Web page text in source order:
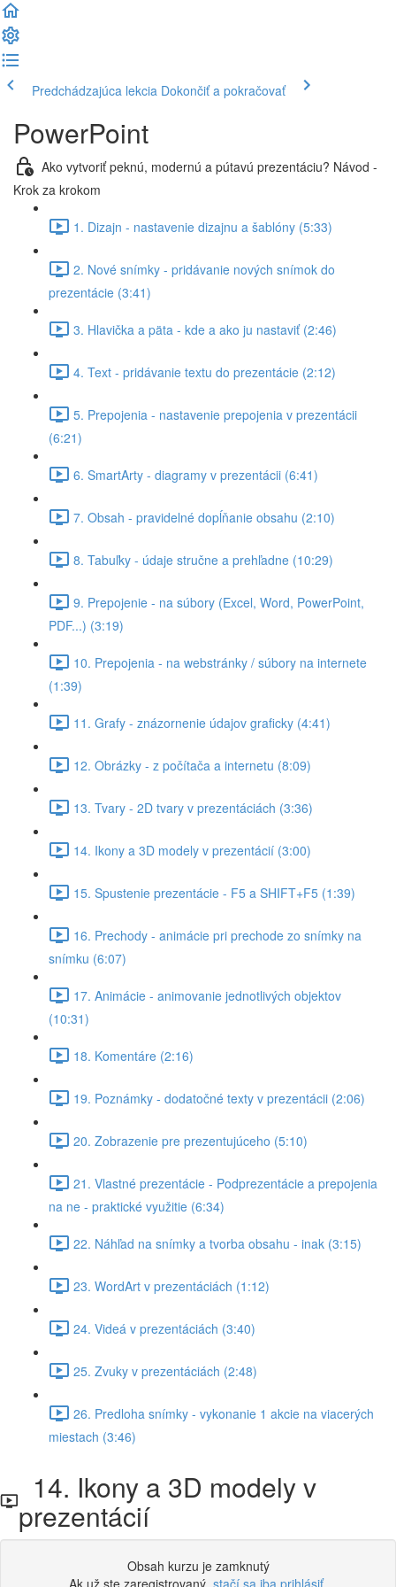
Predchádzajúca lekcia Dokončiť a pokračovať
PowerPoint
Ako vytvoriť peknú, modernú a pútavú prezentáciu? Návod -
Krok za krokom
1. Dizajn - nastavenie dizajnu a šablóny (5:33)
2. Nové snímky - pridávanie nových snímok do
prezentácie (3:41)
3. Hlavička a päta - kde a ako ju nastaviť (2:46)
4. Text - pridávanie textu do prezentácie (2:12)
5. Prepojenia - nastavenie prepojenia v prezentácii
(6:21)
6. SmartArty - diagramy v prezentácii (6:41)
7. Obsah - pravidelné dopĺňanie obsahu (2:10)
8. Tabuľky - údaje stručne a prehľadne (10:29)
9. Prepojenie - na súbory (Excel, Word, PowerPoint,
PDF...) (3:19)
10. Prepojenia - na webstránky / súbory na internete
(1:39)
11. Grafy - znázornenie údajov graficky (4:41)
12. Obrázky - z počítača a internetu (8:09)
13. Tvary - 2D tvary v prezentáciách (3:36)
14. Ikony a 3D modely v prezentácií (3:00)
15. Spustenie prezentácie - F5 a SHIFT+F5 (1:39)
16. Prechody - animácie pri prechode zo snímky na
snímku (6:07)
17. Animácie - animovanie jednotlivých objektov
(10:31)
18. Komentáre (2:16)
19. Poznámky - dodatočné texty v prezentácii (2:06)
20. Zobrazenie pre prezentujúceho (5:10)
21. Vlastné prezentácie - Podprezentácie a prepojenia
na ne - praktické využitie (6:34)
22. Náhľad na snímky a tvorba obsahu - inak (3:15)
23. WordArt v prezentáciách (1:12)
24. Videá v prezentáciách (3:40)
25. Zvuky v prezentáciách (2:48)
26. Predloha snímky - vykonanie 1 akcie na viacerých
miestach (3:46)
14. Ikony a 3D modely v
prezentácií
Obsah kurzu je zamknutý
Ak už ste zaregistrovaný, stačí sa iba prihlásiť.